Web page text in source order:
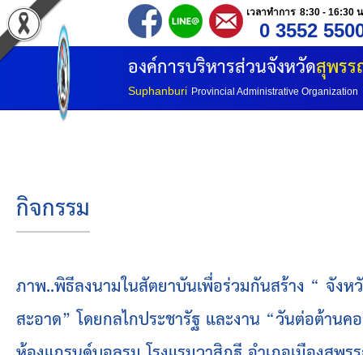
เวลาทำการ 8:30 - 16:30
0 3552
องค์การบริหารส่วนจังหวัดสุพร
Suphanburi Provincial Administrative Organization
หน้าแรก
ประวัติ อบจ
โครงสร้างองค์กร
โครงสร้างการแบ่งส่วนราชการ
วิสัยทัศน์
กิจกรรม
ภาพ..พิธีลงนามในสัตยาบันเพื่อร่วมกันสร้าง “ จังห
สะอาด” โดยกลไกประชารัฐ และงาน “วันต่อต้